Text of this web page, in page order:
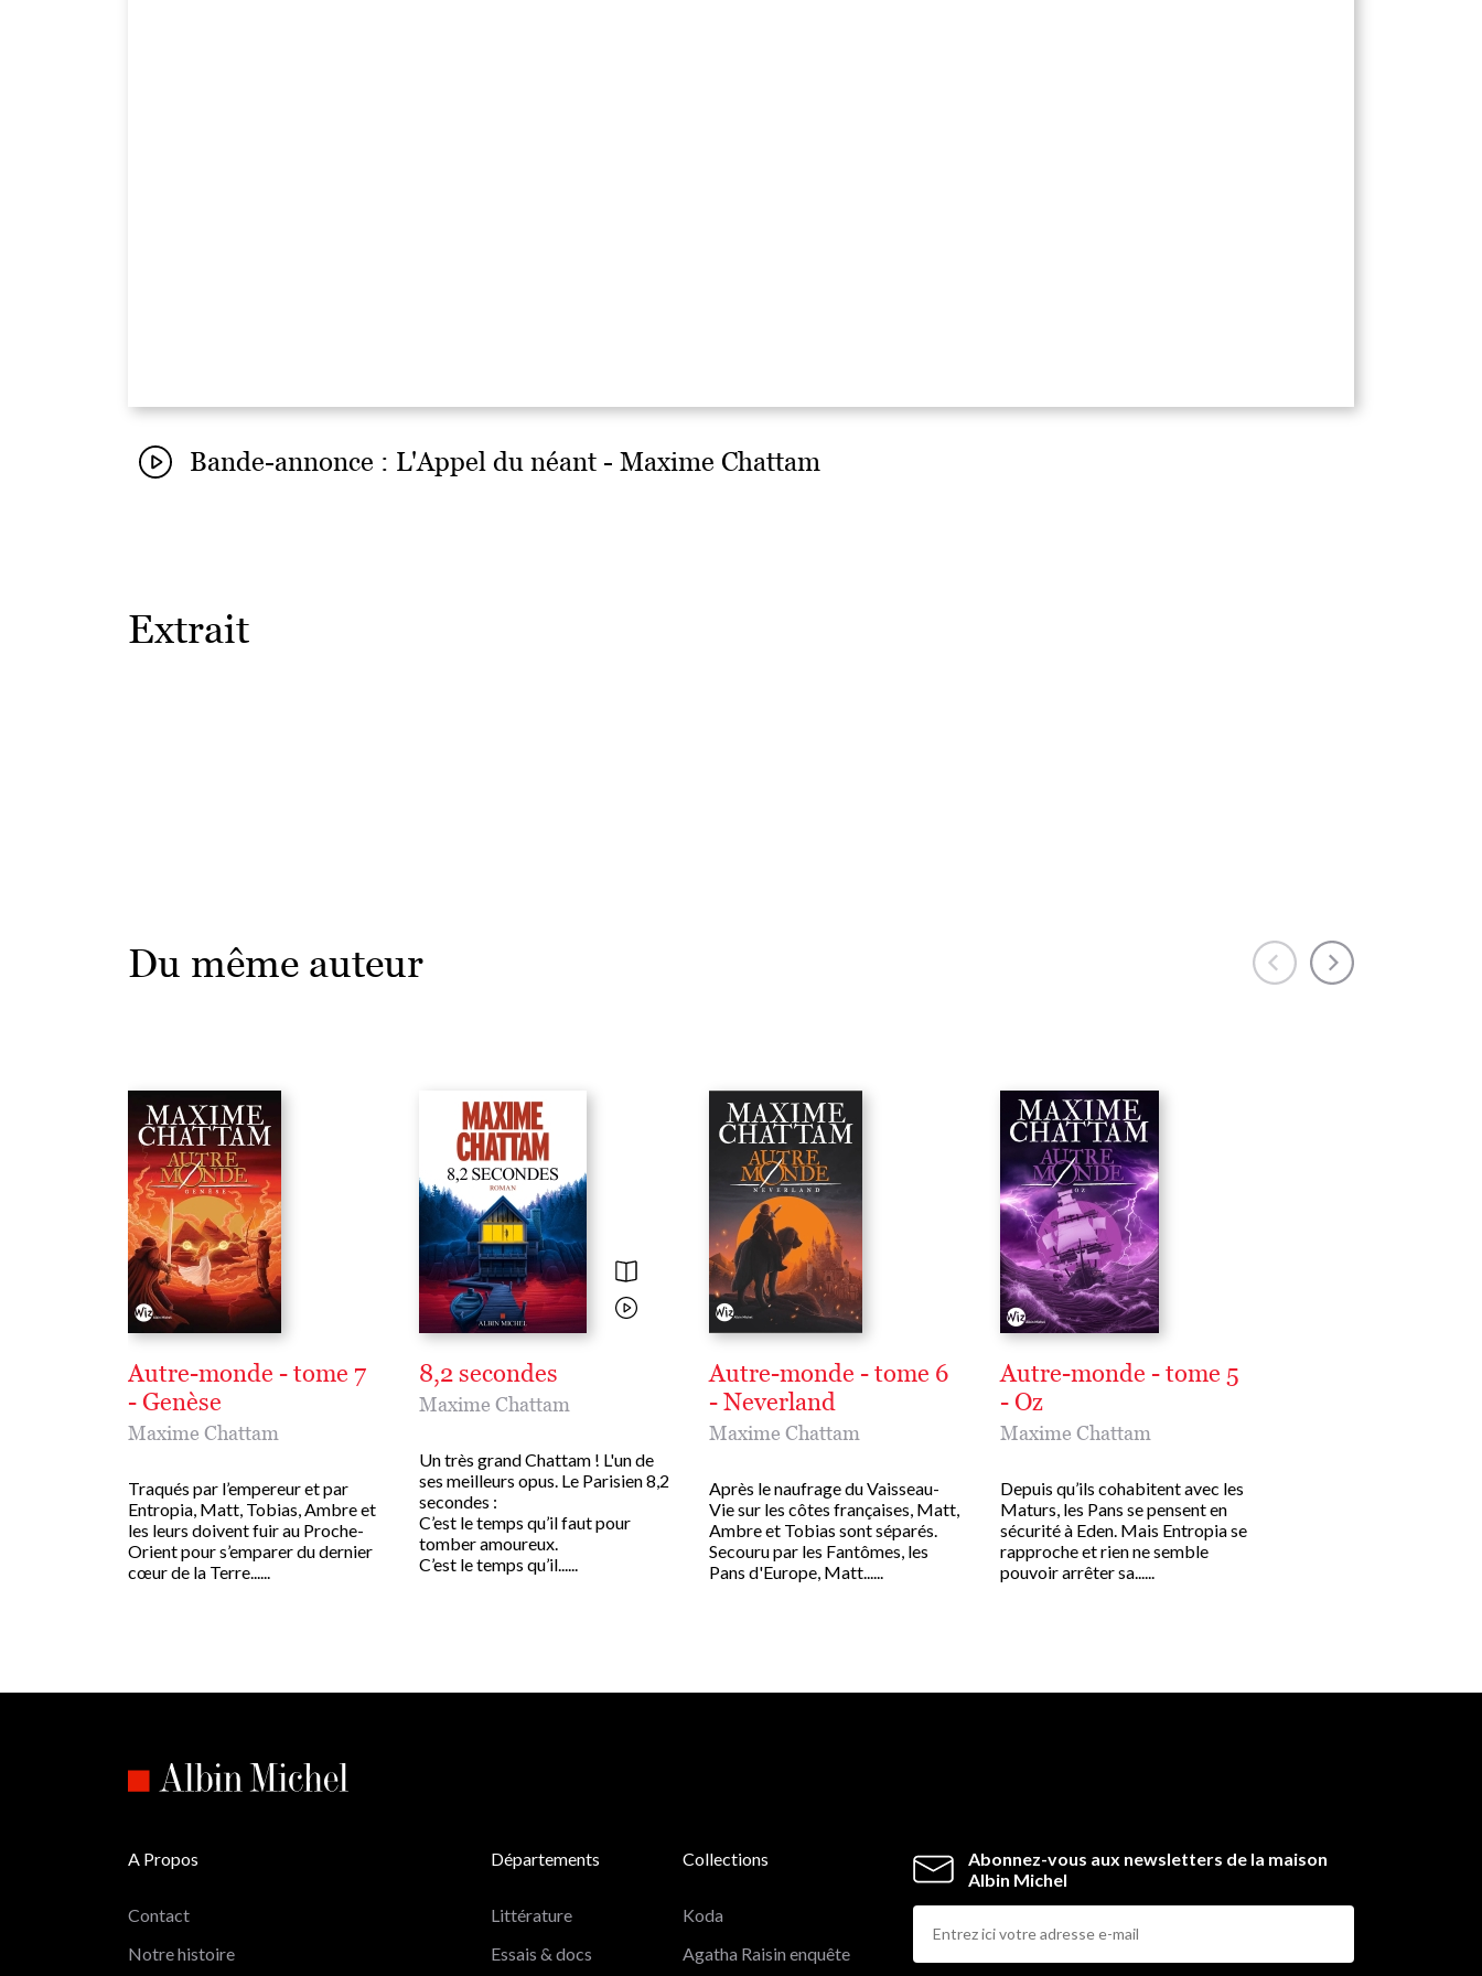
Bande-annonce : L'Appel du néant - Maxime Chattam
Extrait
Du même auteur
Autre-monde - tome 7
- Genèse
Maxime Chattam
Traqués par l’empereur et par
Entropia, Matt, Tobias, Ambre et
les leurs doivent fuir au Proche-
Orient pour s’emparer du dernier
cœur de la Terre......
8,2 secondes
Maxime Chattam
Un très grand Chattam ! L'un de
ses meilleurs opus. Le Parisien 8,2
secondes :
C’est le temps qu’il faut pour
tomber amoureux.
C’est le temps qu’il......
Autre-monde - tome 6
- Neverland
Maxime Chattam
Après le naufrage du Vaisseau-
Vie sur les côtes françaises, Matt,
Ambre et Tobias sont séparés.
Secouru par les Fantômes, les
Pans d'Europe, Matt......
Autre-monde - tome 5
- Oz
Maxime Chattam
Depuis qu’ils cohabitent avec les
Maturs, les Pans se pensent en
sécurité à Eden. Mais Entropia se
rapproche et rien ne semble
pouvoir arrêter sa......
Abonnez-vous aux newsletters de la maison
Albin Michel
A Propos
Contact
Notre histoire
Départements
Littérature
Essais & docs
Collections
Koda
Agatha Raisin enquête